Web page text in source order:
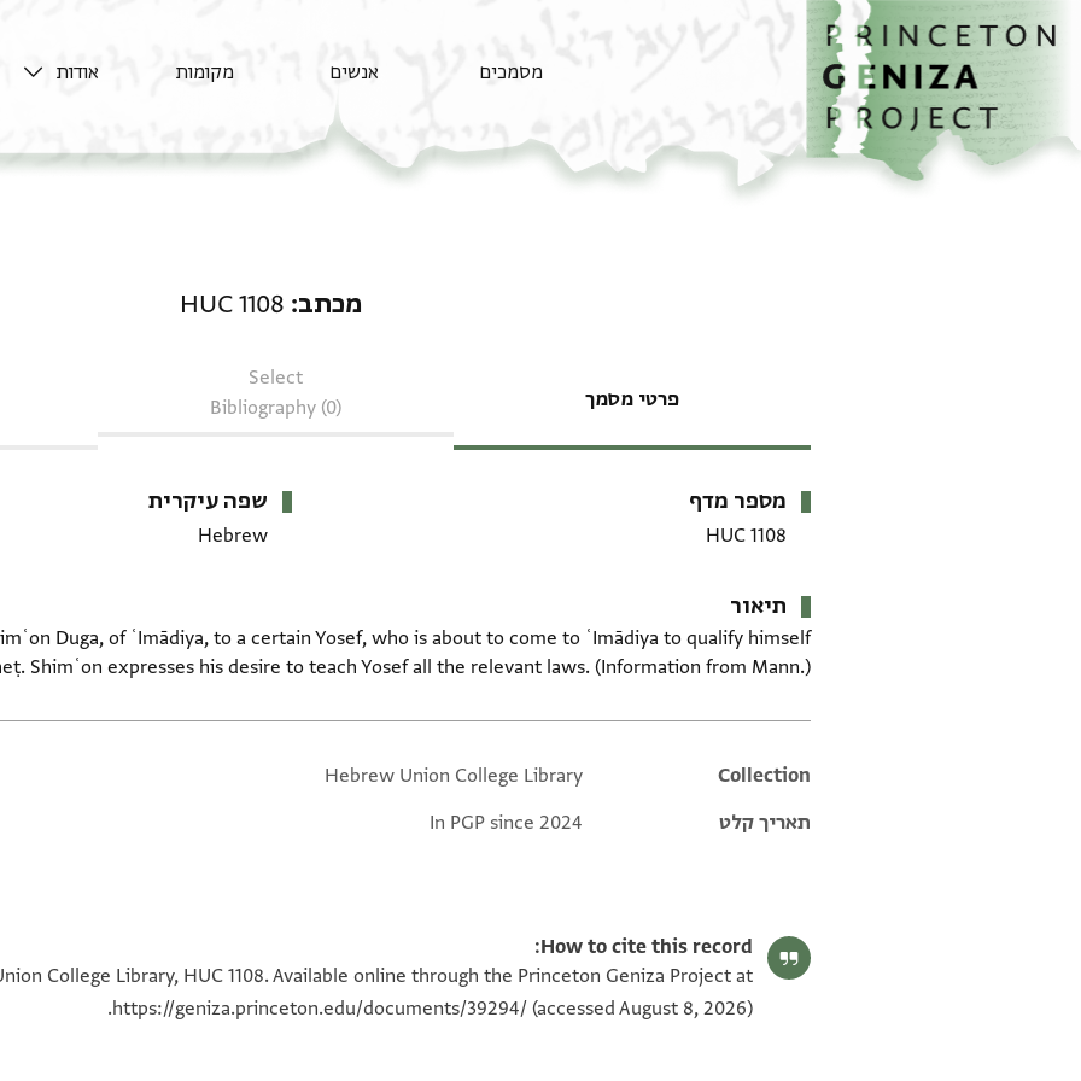
דילוג לתוכן
דף הבית
מסמכים אנשים מקומות אודות
מכתב HUC 1108
פרטי מסמך
Select
Bibliography (0)
מטא-דאטא
מספר מדף
HUC 1108
שפה עיקרית
Hebrew
תיאור
Duga, of ʿImādiya, to a certain Yosef, who is about to come to ʿImādiya to qualify himself
Shimʿon expresses his desire to teach Yosef all the relevant laws. (Information from Mann.)
Additional metadata
Collection
Hebrew Union College Library
תאריך קלט
In PGP since 2024
How to cite this record:
College Library, HUC 1108. Available online through the Princeton Geniza Project at
https://geniza.princeton.edu/documents/39294/ (accessed August 8, 2026).